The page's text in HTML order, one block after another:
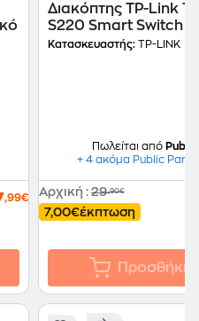
,99€
Διακόπτης TP-Link
S220 Smart Switch -
Λευκό
Κατασκευαστής: TP-LINK
Πωλείται από Public
+ 4 ακόμα Public
Αρχική : 29,90€
7,00€έκπτωση
Προσθήκη